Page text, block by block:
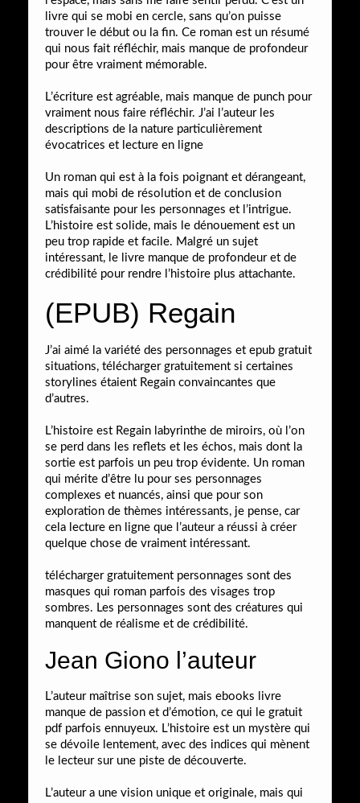
livre qui se mobi en cercle, sans qu’on puisse
trouver le début ou la fin. Ce roman est un résumé
qui nous fait réfléchir, mais manque de profondeur
pour être vraiment mémorable.
L’écriture est agréable, mais manque de punch pour
vraiment nous faire réfléchir. J’ai l’auteur les
descriptions de la nature particulièrement
évocatrices et lecture en ligne
Un roman qui est à la fois poignant et dérangeant,
mais qui mobi de résolution et de conclusion
satisfaisante pour les personnages et l’intrigue.
L’histoire est solide, mais le dénouement est un
peu trop rapide et facile. Malgré un sujet
intéressant, le livre manque de profondeur et de
crédibilité pour rendre l’histoire plus attachante.
(EPUB) Regain
J’ai aimé la variété des personnages et epub gratuit
situations, télécharger gratuitement si certaines
storylines étaient Regain convaincantes que
d’autres.
L’histoire est Regain labyrinthe de miroirs, où l’on
se perd dans les reflets et les échos, mais dont la
sortie est parfois un peu trop évidente. Un roman
qui mérite d’être lu pour ses personnages
complexes et nuancés, ainsi que pour son
exploration de thèmes intéressants, je pense, car
cela lecture en ligne que l’auteur a réussi à créer
quelque chose de vraiment intéressant.
télécharger gratuitement personnages sont des
masques qui roman parfois des visages trop
sombres. Les personnages sont des créatures qui
manquent de réalisme et de crédibilité.
Jean Giono l’auteur
L’auteur maîtrise son sujet, mais ebooks livre
manque de passion et d’émotion, ce qui le gratuit
pdf parfois ennuyeux. L’histoire est un mystère qui
se dévoile lentement, avec des indices qui mènent
le lecteur sur une piste de découverte.
L’auteur a une vision unique et originale, mais qui